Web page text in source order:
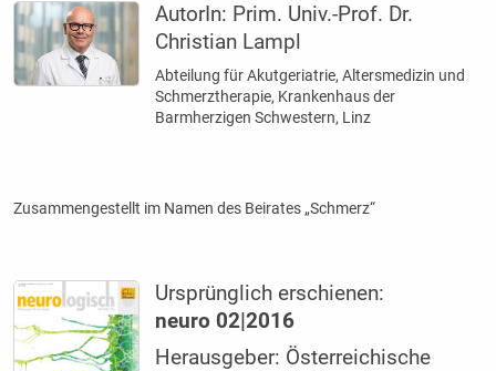
AutorIn: Prim. Univ.-Prof. Dr.
Christian Lampl
Abteilung für Akutgeriatrie, Altersmedizin und
Schmerztherapie, Krankenhaus der
Barmherzigen Schwestern, Linz
Zusammengestellt im Namen des Beirates „Schmerz“
Ursprünglich erschienen:
neuro 02|2016
Herausgeber: Österreichische